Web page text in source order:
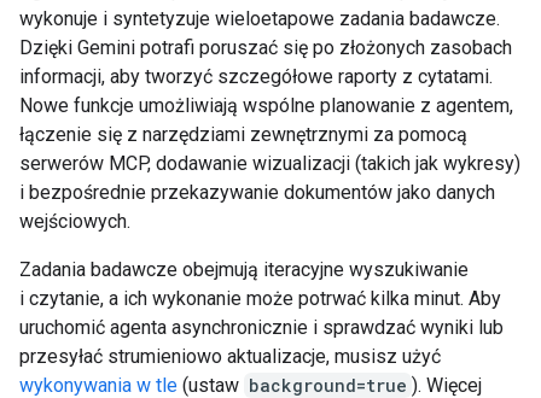
wykonuje i syntetyzuje wieloetapowe zadania badawcze.
Dzięki Gemini potrafi poruszać się po złożonych zasobach
informacji, aby tworzyć szczegółowe raporty z cytatami.
Nowe funkcje umożliwiają wspólne planowanie z agentem,
łączenie się z narzędziami zewnętrznymi za pomocą
serwerów MCP, dodawanie wizualizacji (takich jak wykresy)
i bezpośrednie przekazywanie dokumentów jako danych
wejściowych.
Zadania badawcze obejmują iteracyjne wyszukiwanie
i czytanie, a ich wykonanie może potrwać kilka minut. Aby
uruchomić agenta asynchronicznie i sprawdzać wyniki lub
przesyłać strumieniowo aktualizacje, musisz użyć
wykonywania w tle (ustaw background=true ). Więcej